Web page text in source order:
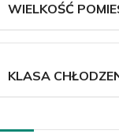
WIELKOŚĆ
KLASA